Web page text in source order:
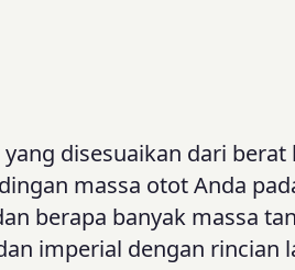
disesuaikan dari
massa otot Anda
berapa banyak massa
imperial dengan rincian